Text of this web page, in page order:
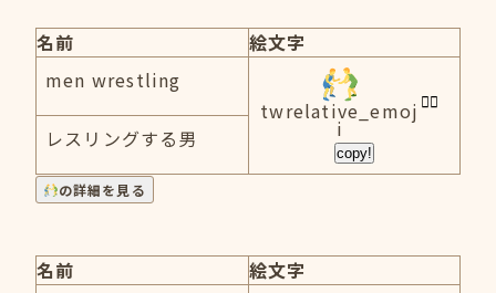
名前
絵文字
men wrestling
twrelative_emoj
i
copy!
レスリングする男
の詳細を見る
名前
絵文字